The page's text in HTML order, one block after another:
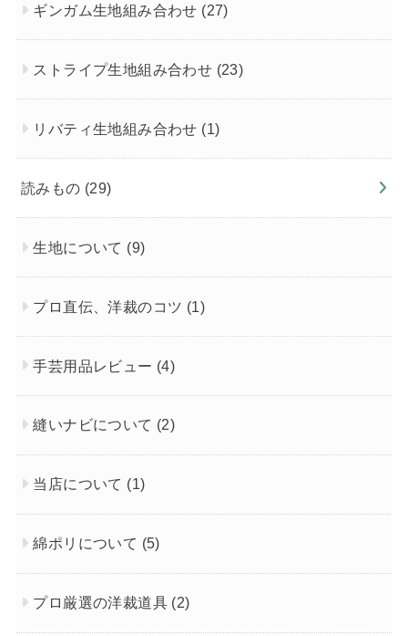
ギンガム生地組み合わせ (27)
ストライプ生地組み合わせ (23)
リバティ生地組み合わせ (1)
読みもの (29)
生地について (9)
プロ直伝、洋裁のコツ (1)
手芸用品レビュー (4)
縫いナビについて (2)
当店について (1)
綿ポリについて (5)
プロ厳選の洋裁道具 (2)